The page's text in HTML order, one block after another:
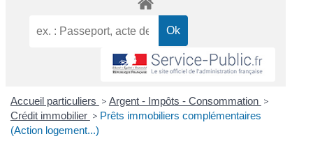
Accueil particuliers > Argent - Impôts - Consommation >
Crédit immobilier > Prêts immobiliers complémentaires
(Action logement...)